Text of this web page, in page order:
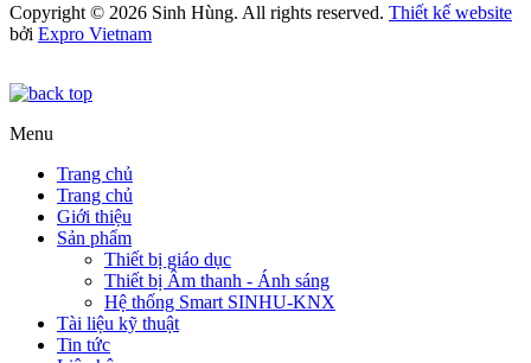
Copyright © 2026 Sinh Hùng. All rights reserved. Thiết kế website
bởi Expro Vietnam
Menu
Trang chủ
Trang chủ
Giới thiệu
Sản phẩm
Thiết bị giáo dục
Thiết bị Âm thanh - Ánh sáng
Hệ thống Smart SINHU-KNX
Tài liệu kỹ thuật
Tin tức